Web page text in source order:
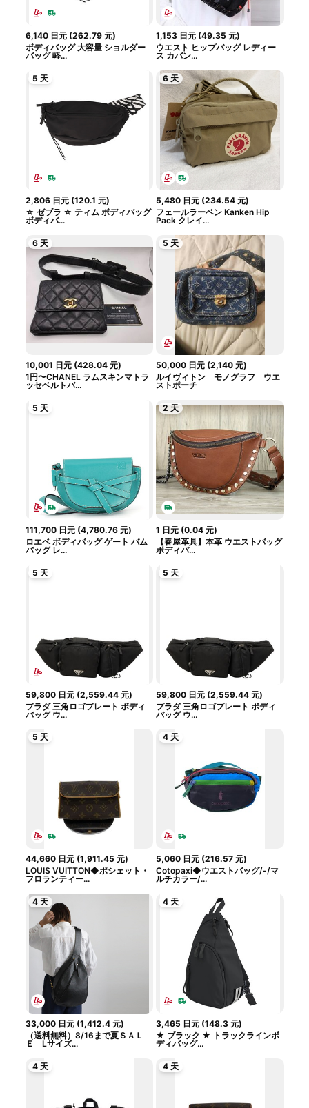
6,140 日元(262.79 元)
ボディバッグ 大容量 ショルダー
バッグ 軽...
1,153 日元 (49.35 元)
ウエスト ヒップバッグ レディー
ス カバン...
5 天
2,806 日元(120.1 元)
☆ ゼブラ ☆ ティム ボディバッグ
ボディバ...
6 天
5,480 日元 (234.54 元)
フェールラーベン Kanken Hip
Pack クレイ...
6 天
10,001 日元(428.04 元)
1円〜CHANEL ラムスキンマトラ
ッセベルトバ...
5 天
50,000 日元 (2,140 元)
ルイヴィトン モノグラフ ウエ
ストポーチ
5 天
111,700 日元(4,780.76 元)
ロエベ ボディバッグ ゲート バム
バッグ レ...
2 天
1 日元 (0.04 元)
【春屋革具】本革 ウエストバッグ
ボディバ...
5 天
59,800 日元(2,559.44 元)
プラダ 三角ロゴプレート ボディ
バッグ ウ...
5 天
59,800 日元 (2,559.44 元)
プラダ 三角ロゴプレート ボディ
バッグ ウ...
5 天
44,660 日元(1,911.45 元)
LOUIS VUITTON◆ポシェット・
フロランティー...
4 天
5,060 日元 (216.57 元)
Cotopaxi◆ウエストバッグ/-/マ
ルチカラー/...
4 天
33,000 日元(1,412.4 元)
（送料無料）8/16まで夏ＳＡＬ
Ｅ Lサイズ...
4 天
3,465 日元 (148.3 元)
★ ブラック ★ トラックラインボ
ディバッグ...
4 天 4 天